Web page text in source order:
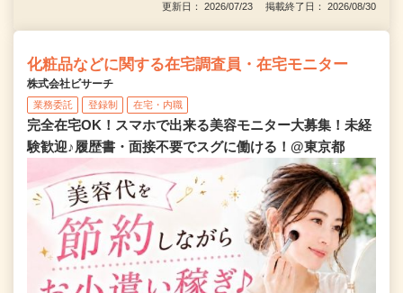
更新日： 2026/07/23 掲載終了日： 2026/08/30
化粧品などに関する在宅調査員・在宅モニター
株式会社ビサーチ
業務委託 登録制 在宅・内職
完全在宅OK！スマホで出来る美容モニター大募集！未経
験歓迎♪履歴書・面接不要でスグに働ける！@東京都